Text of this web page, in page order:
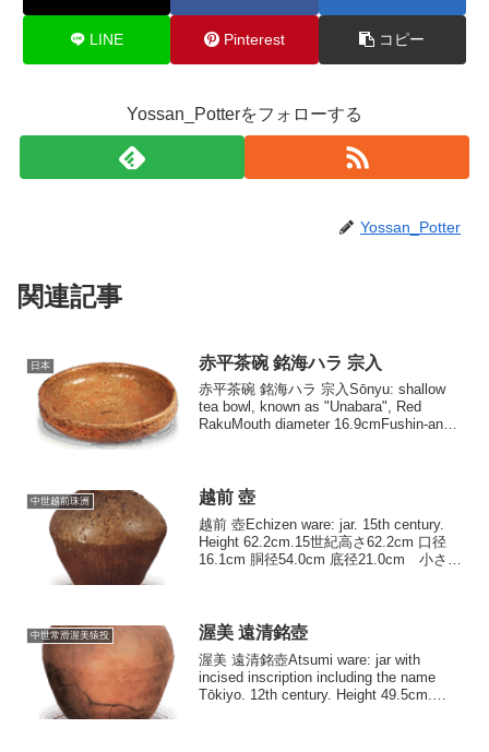
LINE Pinterest コピー
Yossan_Potterをフォローする
Yossan_Potter
関連記事
日本 赤平茶碗 銘海ハラ 宗入
赤平茶碗 銘海ハラ 宗入Sōnyu: shallow
tea bowl, known as "Unabara", Red
RakuMouth diameter 16.9cmFushin-an高
中世越前珠洲 越前 壺
越前 壺Echizen ware: jar. 15th century.
Height 62.2cm.15世紀高さ62.2cm 口径
16.1cm 胴径54.0cm 底径21.0cm 小さく
中世常滑渥美猿投 渥美 遠清銘壺
渥美 遠清銘壺Atsumi ware: jar with
incised inscription including the name
Tōkiyo. 12th century. Height 49.5cm.